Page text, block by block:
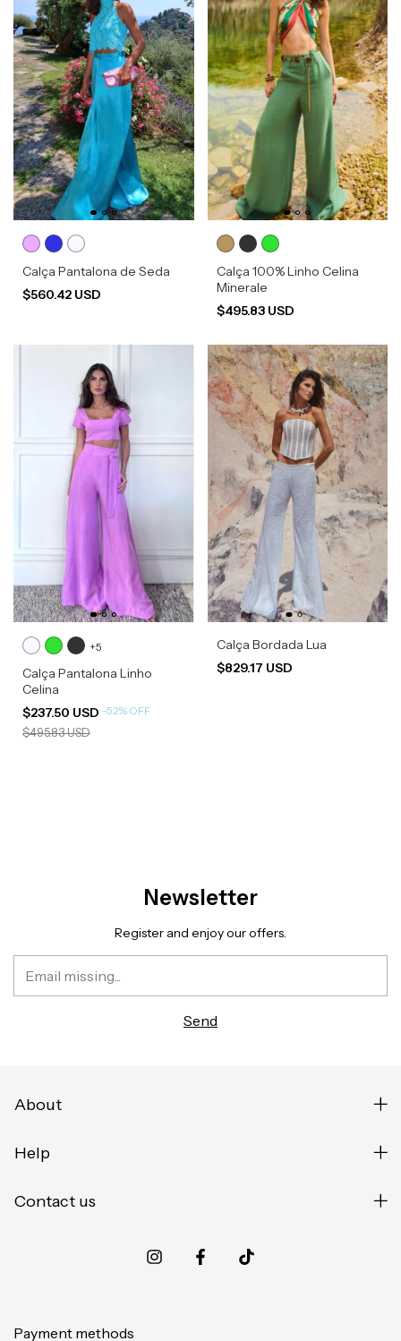
Calça Pantalona de Seda
$560.42 USD
Calça 100% Linho Celina
Minerale
$495.83 USD
+5
Calça Pantalona Linho
Celina
$237.50 USD -52% OFF
$495.83 USD
Calça Bordada Lua
$829.17 USD
Newsletter
Register and enjoy our offers.
About
Help
Contact us
Payment methods